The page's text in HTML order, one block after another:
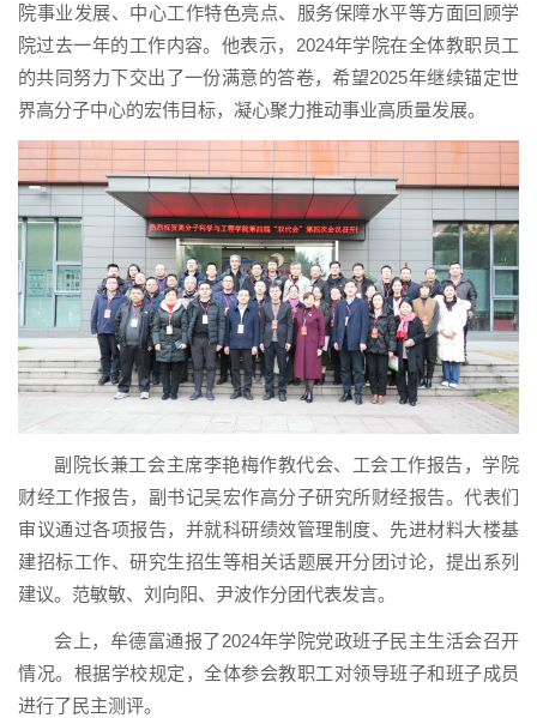
院事业发展、中心工作特色亮点、服务保障水平等方面回顾学
院过去一年的工作内容。他表示，2024年学院在全体教职员工
的共同努力下交出了一份满意的答卷，希望2025年继续锚定世
界高分子中心的宏伟目标，凝心聚力推动事业高质量发展。
副院长兼工会主席李艳梅作教代会、工会工作报告，学院
财经工作报告，副书记吴宏作高分子研究所财经报告。代表们
审议通过各项报告，并就科研绩效管理制度、先进材料大楼基
建招标工作、研究生招生等相关话题展开分团讨论，提出系列
建议。范敏敏、刘向阳、尹波作分团代表发言。
会上，牟德富通报了2024年学院党政班子民主生活会召开
情况。根据学校规定，全体参会教职工对领导班子和班子成员
进行了民主测评。